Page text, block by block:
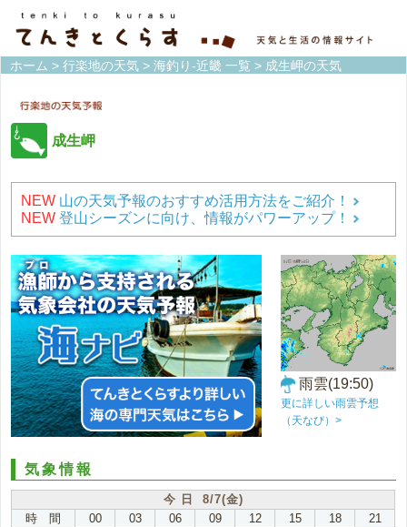
ホーム > 行楽地の天気 > 海釣り-近畿 一覧 > 成生岬の天気
成生岬
NEW 山の天気予報のおすすめ活用方法をご紹介！
NEW 登山シーズンに向け、情報がパワーアップ！
雨雲(19:50)
更に詳しい雨雲予想
（天なび）>
気象情報
今 日 8/7(金)
時 間
00 03 06 09 12 15 18 21